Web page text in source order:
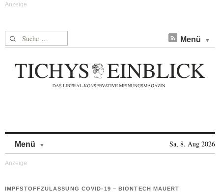
Suche nach: Menü
Menü Sa, 8. Aug 2026
IMPFSTOFFZULASSUNG COVID-19 – BIONTECH MAUERT